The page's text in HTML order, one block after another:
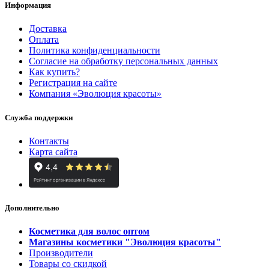
Информация
Доставка
Оплата
Политика конфиденциальности
Согласие на обработку персональных данных
Как купить?
Регистрация на сайте
Компания «Эволюция красоты»
Служба поддержки
Контакты
Карта сайта
Дополнительно
Косметика для волос оптом
Магазины косметики "Эволюция красоты"
Производители
Товары со скидкой